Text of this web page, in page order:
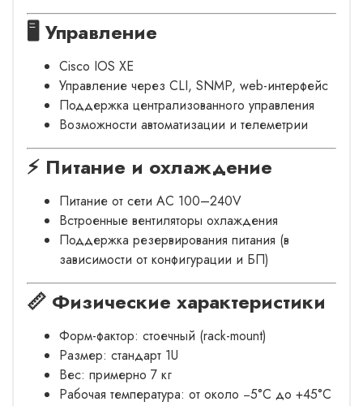
🖥 Управление
Cisco IOS XE
Управление через CLI, SNMP, web-интерфейс
Поддержка централизованного управления
Возможности автоматизации и телеметрии
⚡ Питание и охлаждение
Питание от сети AC 100–240V
Встроенные вентиляторы охлаждения
Поддержка резервирования питания (в
зависимости от конфигурации и БП)
📏 Физические характеристики
Форм-фактор: стоечный (rack-mount)
Размер: стандарт 1U
Вес: примерно 7 кг
Рабочая температура: от около −5°C до +45°C